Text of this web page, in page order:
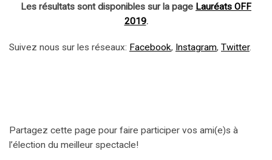
Les résultats sont disponibles sur la page Lauréats OFF
2019.
Suivez nous sur les réseaux: Facebook, Instagram, Twitter.
Partagez cette page pour faire participer vos ami(e)s à
l’élection du meilleur spectacle!